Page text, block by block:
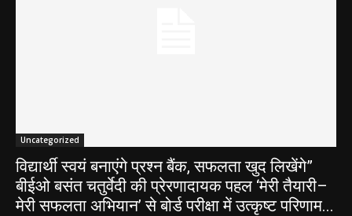
Uncategorized
विद्यार्थी स्वयं बनाएंगे प्रश्न बैंक, सफलता खुद लिखेंगे”
बीईओ बसंत चतुर्वेदी की प्रेरणादायक पहल ‘मेरी तैयारी–
मेरी सफलता अभियान’ से बोर्ड परीक्षा में उत्कृष्ट परिणाम...